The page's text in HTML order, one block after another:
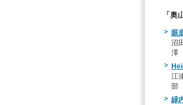
「
眼
沼
澤
江
部
緑